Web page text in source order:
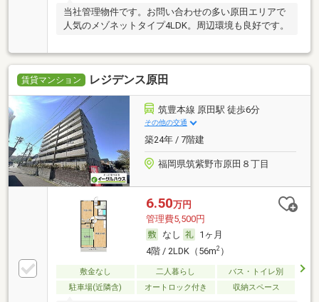
当社管理物件です。お問い合わせの多い原田エリアで
人気のメゾネットタイプ4LDK。周辺環境も良好です。
賃貸マンション レジデンス原田
筑豊本線 原田駅 徒歩6分
その他の交通
築24年 / 7階建
福岡県筑紫野市原田８丁目
6.50万円
管理費5,500円
なし
1ヶ月
4階 / 2LDK（56m2）
敷金なし 二人暮らし
バス・トイレ別
駐車場(近隣含)
オートロック付き 収納スペース